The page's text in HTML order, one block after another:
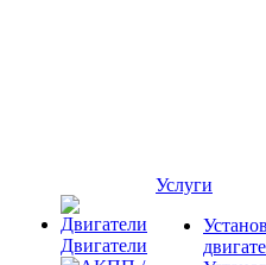
Двигатели
Услуги